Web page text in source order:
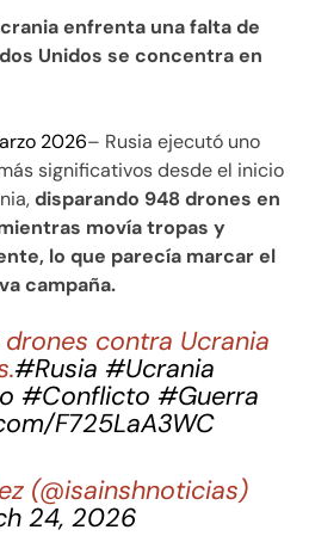
enfrenta una falta de
Unidos se concentra en
2026– Rusia ejecutó uno
significativos desde el inicio
disparando 948 drones en
movía tropas y
lo que parecía marcar el
campaña.
contra Ucrania
#Rusia #Ucrania
#Conflicto #Guerra
F725LaA3WC
(@isainshnoticias)
24, 2026